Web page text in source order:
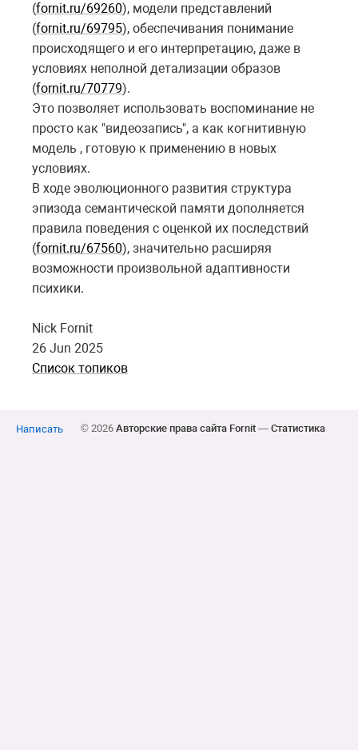
(fornit.ru/69260), модели представлений
(fornit.ru/69795), обеспечивания понимание
происходящего и его интерпретацию, даже в
условиях неполной детализации образов
(fornit.ru/70779).
Это позволяет использовать воспоминание не
просто как "видеозапись", а как когнитивную
модель , готовую к применению в новых
условиях.
В ходе эволюционного развития структура
эпизода семантической памяти дополняется
правила поведения с оценкой их последствий
(fornit.ru/67560), значительно расширяя
возможности произвольной адаптивности
психики.
Nick Fornit
26 Jun 2025
Список топиков
Написать © 2026 Авторские права сайта Fornit— Статистика